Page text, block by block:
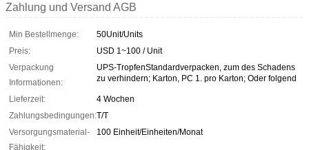
Zahlung und Versand AGB
Min Bestellmenge:
50Unit/Units
Preis:
USD 1~100 / Unit
Verpackung
Informationen:
UPS-TropfenStandardverpacken, zum des Schadens
zu verhindern; Karton, PC 1. pro Karton; Oder folgend
Lieferzeit:
4 Wochen
Zahlungsbedingungen:T/T
Versorgungsmaterial-
Fähigkeit:
100 Einheit/Einheiten/Monat